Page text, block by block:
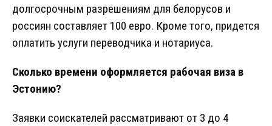
долгосрочным разрешениям для белорусов и
россиян составляет 100 евро. Кроме того, придется
оплатить услуги переводчика и нотариуса.
Сколько времени оформляется рабочая виза в
Эстонию?
Заявки соискателей рассматривают от 3 до 4